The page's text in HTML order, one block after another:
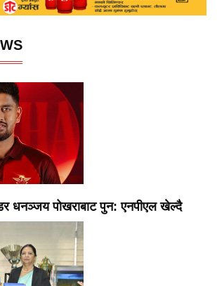
धनञ्जय पोखराबाट पुन: एनपीएल खेल्दै